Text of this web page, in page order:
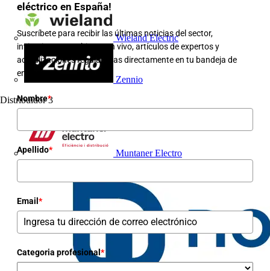
Wieland Electric
Zennio
Distribuidor 3
Muntaner Electro
eléctrico en España!
Suscríbete para recibir las últimas noticias del sector,
invitaciones a webinars en vivo, artículos de expertos y
actualizaciones regulatorias directamente en tu bandeja de
entrada.
Nombre*
Apellido*
Email *
Categoria profesional *